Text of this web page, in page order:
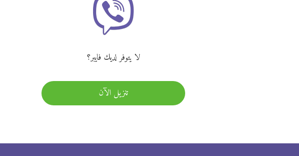
لا يتوفر لديك فايبر؟
تنزيل الآن